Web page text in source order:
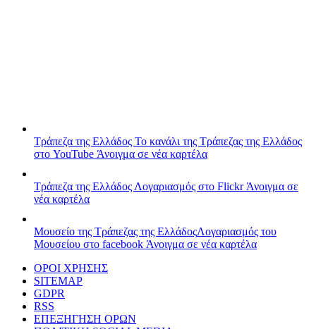
Τράπεζα της Ελλάδος Το κανάλι της Τράπεζας της Ελλάδος
στο YouTube Άνοιγμα σε νέα καρτέλα
Τράπεζα της Ελλάδος Λογαριασμός στο FlickrΆνοιγμα σε
νέα καρτέλα
Μουσείο της Τράπεζας της ΕλλάδοςΛογαριασμός του
Μουσείου στο facebook Άνοιγμα σε νέα καρτέλα
ΟΡΟΙ ΧΡΗΣΗΣ
SITEMAP
GDPR
RSS
ΕΠΕΞΗΓΗΣΗ ΟΡΩΝ